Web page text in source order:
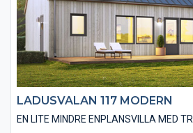
LADUSVALAN 117 MODERN
EN LITE MINDRE ENPLANSVILLA MED